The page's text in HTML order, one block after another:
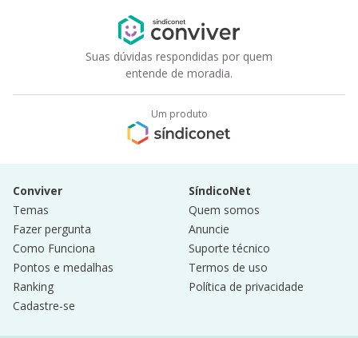
Suas dúvidas respondidas por quem
entende de moradia.
Um produto
Conviver
Temas
Fazer pergunta
Como Funciona
Pontos e medalhas
Ranking
Cadastre-se
SíndicoNet
Quem somos
Anuncie
Suporte técnico
Termos de uso
Política de privacidade